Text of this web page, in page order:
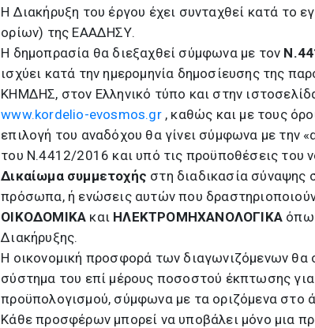
Η Διακήρυξη του έργου έχει συνταχθεί κατά το
ορίων) της ΕΑΑΔΗΣΥ.
Η δημοπρασία θα διεξαχθεί σύμφωνα με τον
ισχύει κατά την ημερομηνία δημοσίευσης της
ΚΗΜΔΗΣ, στον Ελληνικό τύπο και στην
www.kordelio-evosmos.gr, καθώς και με τους
επιλογή του αναδόχου θα γίνει σύμφωνα με την
του Ν.4412/2016 και υπό τις προϋποθέσεις του
Δικαίωμα συμμετοχής στη διαδικασία σύναψης
πρόσωπα, ή ενώσεις αυτών που
ΟΙΚΟΔΟΜΙΚΑ και ΗΛΕΚΤΡΟΜΗΧΑΝΟΛΟΓΙΚΑ
Διακήρυξης.
Η οικονομική προσφορά των διαγωνιζόμενων θα
σύστημα του επί μέρους ποσοστού έκπτωσης
προϋπολογισμού, σύμφωνα με τα οριζόμενα στο
Κάθε προσφέρων μπορεί να υποβάλει μόνο μια